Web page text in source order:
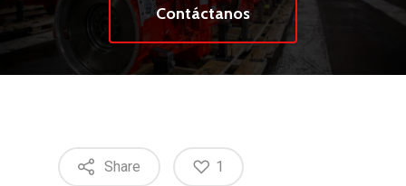
Contáctanos
Share 1